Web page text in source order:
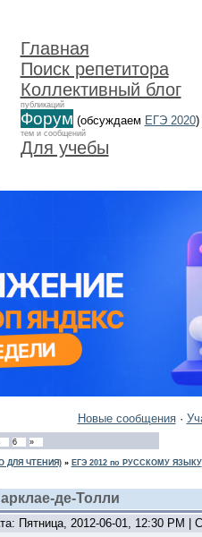
Главная
Поиск репетитора
Коллективный блог
публикаций
Форум (обсуждаем ЕГЭ 2020)
тем и сообщений
Для учебы
Новые сообщения·
6 »
ДЛЯ ЧТЕНИЯ)» ЕГЭ 2012 по РУССКОМУ ЯЗЫКУ
де-Толли
Пятница, 2012-06-01, 12:30 PM |